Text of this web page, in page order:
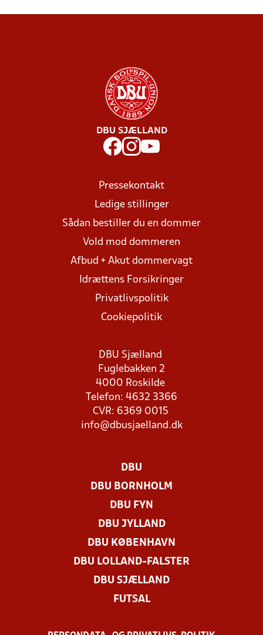
DBU SJÆLLAND
Pressekontakt
Ledige stillinger
Sådan bestiller du en dommer
Vold mod dommeren
Afbud + Akut dommervagt
Idrættens Forsikringer
Privatlivspolitik
Cookiepolitik
DBU Sjælland
Fuglebakken 2
4000 Roskilde
Telefon: 4632 3366
CVR: 6369 0015
info@dbusjaelland.dk
DBU
DBU BORNHOLM
DBU FYN
DBU JYLLAND
DBU KØBENHAVN
DBU LOLLAND-FALSTER
DBU SJÆLLAND
FUTSAL